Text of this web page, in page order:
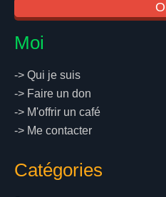
Moi
-> Qui je suis
-> Faire un don
-> M'offrir un café
-> Me contacter
Catégories